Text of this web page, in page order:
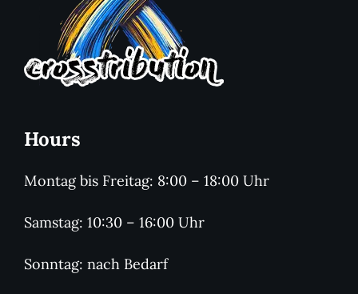
Hours
Montag bis Freitag: 8:00 – 18:00 Uhr
Samstag: 10:30 – 16:00 Uhr
Sonntag: nach Bedarf